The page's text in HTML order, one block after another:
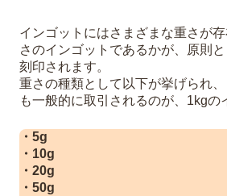
インゴットにはさまざまな重さが
さのインゴットであるかが、原則と
刻印されます。
重さの種類として以下が挙げられ
も一般的に取引されるのが、1kgの
・5g
・10g
・20g
・50g